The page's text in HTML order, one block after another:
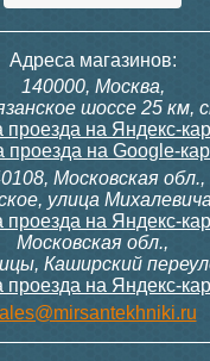
20-
Конвектор
решеткой
- квадр.
9 700
конвектора
ITFS
Адреса магазинов:
140000, Москва,
шоссе 25 км,
на Яндекс-
на Google-
Московская обл.,
улица
на Яндекс-
Московская обл.,
Каширский
на Яндекс-